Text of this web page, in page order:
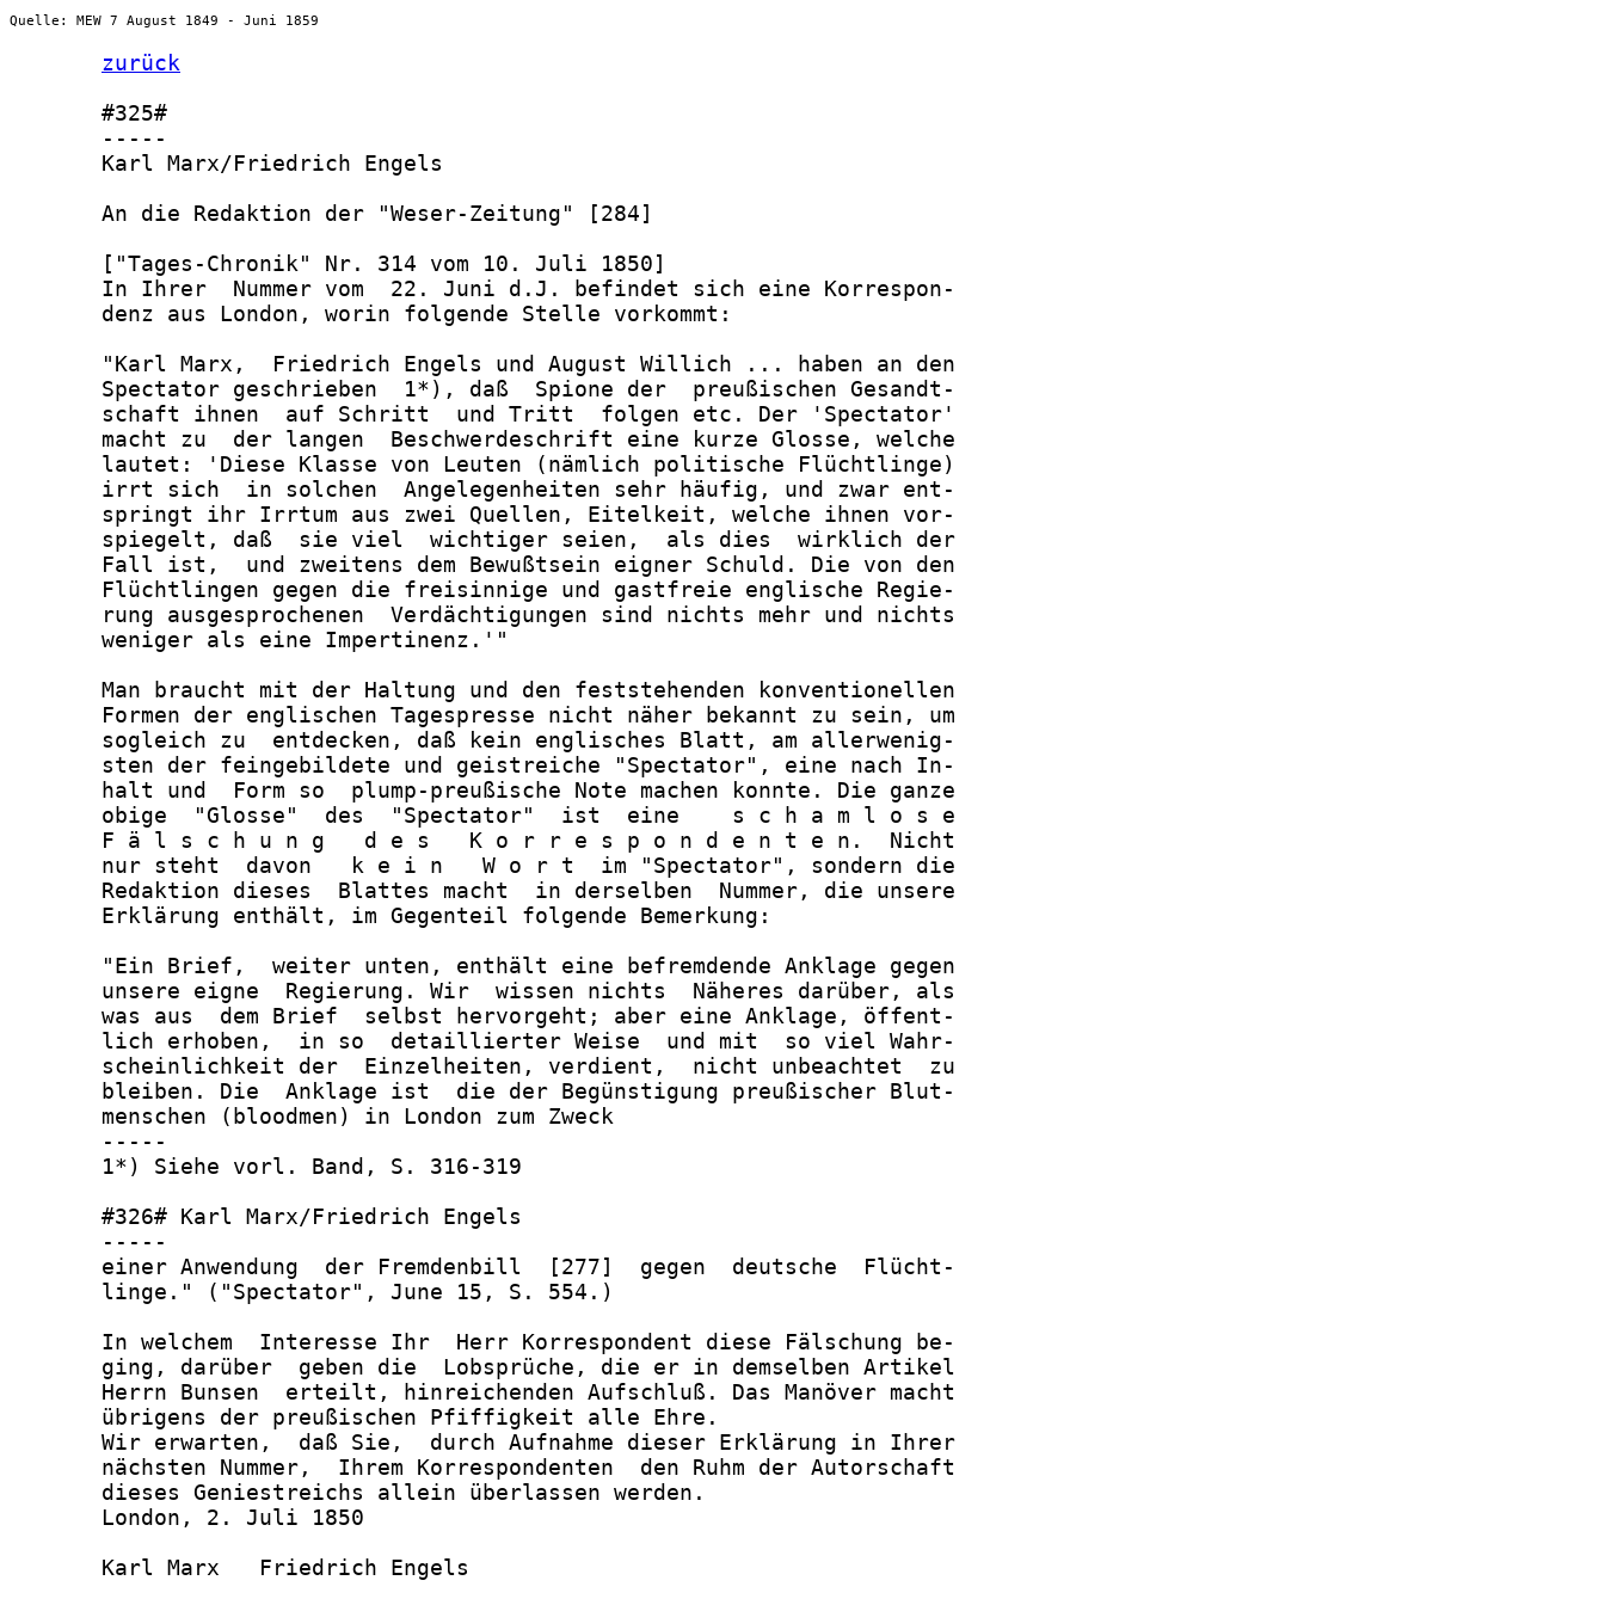
Quelle: MEW 7 August 1849 - Juni 1859
zurück
       #325#
       -----
       Karl Marx/Friedrich Engels
       An die Redaktion der "Weser-Zeitung" [284]
       ["Tages-Chronik" Nr. 314 vom 10. Juli 1850]
       In Ihrer  Nummer vom  22. Juni d.J. befindet sich eine Korrespon-
       denz aus London, worin folgende Stelle vorkommt:
       "Karl Marx,  Friedrich Engels und August Willich ... haben an den
       Spectator geschrieben  1*), daß  Spione der  preußischen Gesandt-
       schaft ihnen  auf Schritt  und Tritt  folgen etc. Der 'Spectator'
       macht zu  der langen  Beschwerdeschrift eine kurze Glosse, welche
       lautet: 'Diese Klasse von Leuten (nämlich politische Flüchtlinge)
       irrt sich  in solchen  Angelegenheiten sehr häufig, und zwar ent-
       springt ihr Irrtum aus zwei Quellen, Eitelkeit, welche ihnen vor-
       spiegelt, daß  sie viel  wichtiger seien,  als dies  wirklich der
       Fall ist,  und zweitens dem Bewußtsein eigner Schuld. Die von den
       Flüchtlingen gegen die freisinnige und gastfreie englische Regie-
       rung ausgesprochenen  Verdächtigungen sind nichts mehr und nichts
       weniger als eine Impertinenz.'"
       Man braucht mit der Haltung und den feststehenden konventionellen
       Formen der englischen Tagespresse nicht näher bekannt zu sein, um
       sogleich zu  entdecken, daß kein englisches Blatt, am allerwenig-
       sten der feingebildete und geistreiche "Spectator", eine nach In-
       halt und  Form so  plump-preußische Note machen konnte. Die ganze
       obige  "Glosse"  des  "Spectator"  ist  eine    s c h a m l o s e
       F ä l s c h u n g   d e s   K o r r e s p o n d e n t e n.  Nicht
       nur steht  davon   k e i n   W o r t  im "Spectator", sondern die
       Redaktion dieses  Blattes macht  in derselben  Nummer, die unsere
       Erklärung enthält, im Gegenteil folgende Bemerkung:
       "Ein Brief,  weiter unten, enthält eine befremdende Anklage gegen
       unsere eigne  Regierung. Wir  wissen nichts  Näheres darüber, als
       was aus  dem Brief  selbst hervorgeht; aber eine Anklage, öffent-
       lich erhoben,  in so  detaillierter Weise  und mit  so viel Wahr-
       scheinlichkeit der  Einzelheiten, verdient,  nicht unbeachtet  zu
       bleiben. Die  Anklage ist  die der Begünstigung preußischer Blut-
       menschen (bloodmen) in London zum Zweck
       -----
       1*) Siehe vorl. Band, S. 316-319
       #326# Karl Marx/Friedrich Engels
       -----
       einer Anwendung  der Fremdenbill  [277]  gegen  deutsche  Flücht-
       linge." ("Spectator", June 15, S. 554.)
       In welchem  Interesse Ihr  Herr Korrespondent diese Fälschung be-
       ging, darüber  geben die  Lobsprüche, die er in demselben Artikel
       Herrn Bunsen  erteilt, hinreichenden Aufschluß. Das Manöver macht
       übrigens der preußischen Pfiffigkeit alle Ehre.
       Wir erwarten,  daß Sie,  durch Aufnahme dieser Erklärung in Ihrer
       nächsten Nummer,  Ihrem Korrespondenten  den Ruhm der Autorschaft
       dieses Geniestreichs allein überlassen werden.
       London, 2. Juli 1850
       Karl Marx   Friedrich Engels